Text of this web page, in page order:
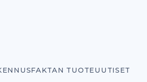
TUOTEUUTISET